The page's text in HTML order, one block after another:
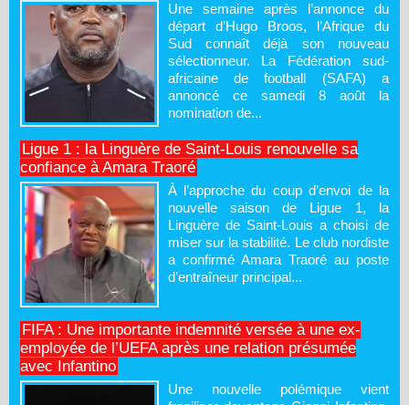
Une semaine après l’annonce du
départ d’Hugo Broos, l’Afrique du
Sud connaît déjà son nouveau
sélectionneur. La Fédération sud-
africaine de football (SAFA) a
annoncé ce samedi 8 août la
nomination de...
Ligue 1 : la Linguère de Saint-Louis renouvelle sa
confiance à Amara Traoré
À l’approche du coup d’envoi de la
nouvelle saison de Ligue 1, la
Linguère de Saint-Louis a choisi de
miser sur la stabilité. Le club nordiste
a confirmé Amara Traoré au poste
d’entraîneur principal...
FIFA : Une importante indemnité versée à une ex-
employée de l’UEFA après une relation présumée
avec Infantino
Une nouvelle polémique vient